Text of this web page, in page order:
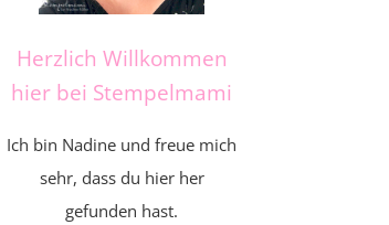
Herzlich Willkommen
hier bei Stempelmami
Ich bin Nadine und freue mich
sehr, dass du hier her
gefunden hast.